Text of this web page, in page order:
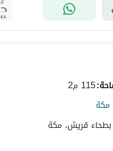
:115 م2
قريش، مكة